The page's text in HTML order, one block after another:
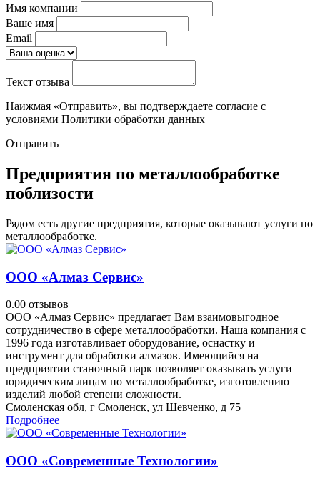
Имя компании
Ваше имя
Email
Текст отзыва
Наижмая «Отправить», вы подтверждаете согласие с
условиями Политики обработки данных
Отправить
Предприятия по металлообработке
поблизости
Рядом есть другие предприятия, которые оказывают услуги по
металлообработке.
ООО «Алмаз Сервис»
0.00 отзывов
ООО «Алмаз Сервис» предлагает Вам взаимовыгодное
сотрудничество в сфере металлообработки. Наша компания с
1996 года изготавливает оборудование, оснастку и
инструмент для обработки алмазов. Имеющийся на
предприятии станочный парк позволяет оказывать услуги
юридическим лицам по металлообработке, изготовлению
изделий любой степени сложности.
Смоленская обл, г Смоленск, ул Шевченко, д 75
Подробнее
ООО «Современные Технологии»